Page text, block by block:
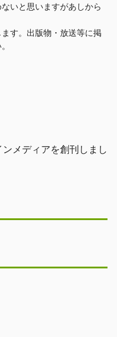
いと思いますがあしから
す。出版物・放送等に掲
メディアを創刊しまし